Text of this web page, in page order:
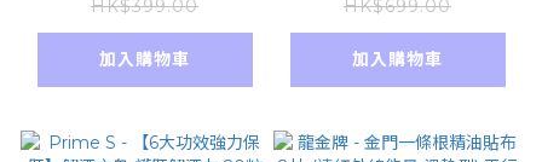
水去濕 祛水腫
HK$399.00
加入購物車
導入美容液（1ml
x28) [平行進口]
HK$699.00
加入購物車